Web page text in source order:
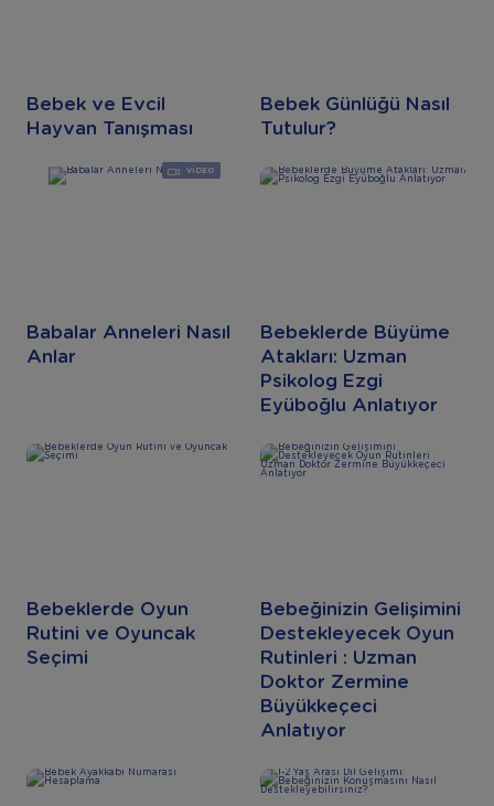
Bebek ve Evcil
Hayvan Tanışması
Bebek Günlüğü Nasıl
Tutulur?
VIDEO
Babalar Anneleri Nasıl
Anlar
Bebeklerde Büyüme
Atakları: Uzman
Psikolog Ezgi
Eyüboğlu Anlatıyor
Bebeklerde Oyun
Rutini ve Oyuncak
Seçimi
Bebeğinizin Gelişimini
Destekleyecek Oyun
Rutinleri : Uzman
Doktor Zermine
Büyükkeçeci
Anlatıyor